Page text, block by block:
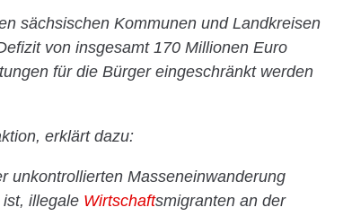
sächsischen Kommunen und Landkreisen
von insgesamt 170 Millionen Euro
für die Bürger eingeschränkt werden
erklärt dazu:
unkontrollierten Masseneinwanderung
illegale Wirtschaftsmigranten an der